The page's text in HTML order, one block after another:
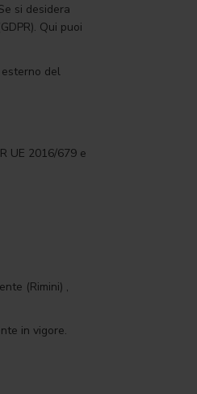
si desidera
Qui puoi
del
UE 2016/679 e
(Rimini) ,
in vigore.